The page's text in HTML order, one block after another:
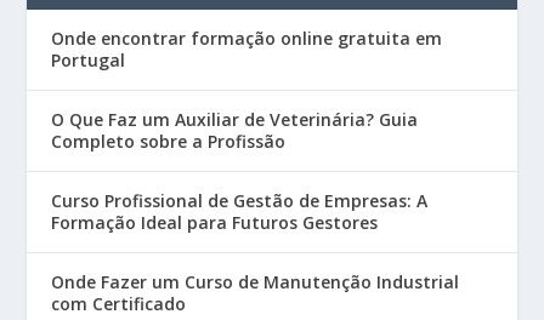
Onde encontrar formação online gratuita em
Portugal
O Que Faz um Auxiliar de Veterinária? Guia
Completo sobre a Profissão
Curso Profissional de Gestão de Empresas: A
Formação Ideal para Futuros Gestores
Onde Fazer um Curso de Manutenção Industrial
com Certificado